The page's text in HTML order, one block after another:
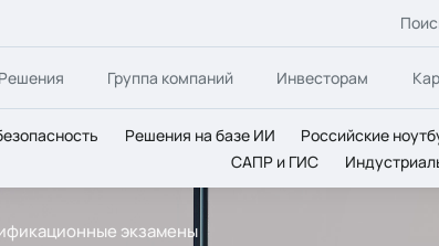
Группа компаний Инвесторам
Решения на базе ИИ Российские
САПР и ГИС
экзамены